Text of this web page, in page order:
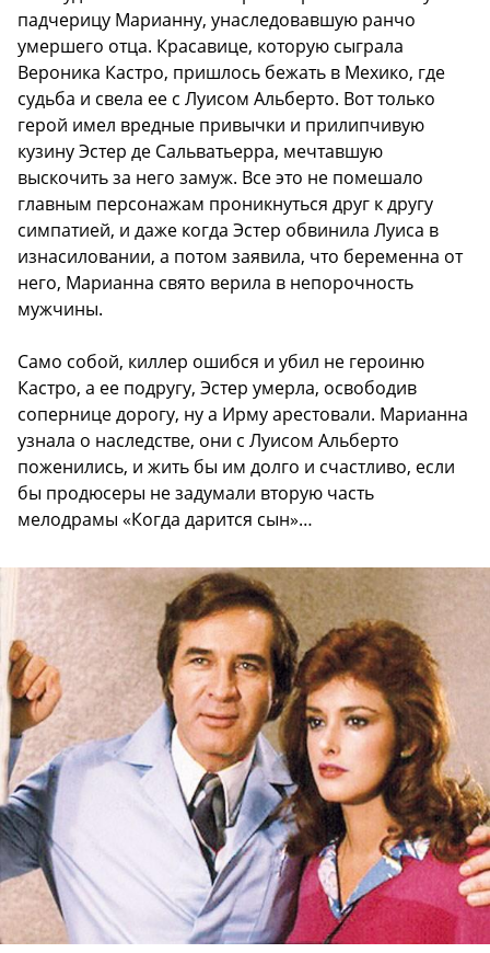
падчерицу Марианну, унаследовавшую ранчо
умершего отца. Красавице, которую сыграла
Вероника Кастро, пришлось бежать в Мехико, где
судьба и свела ее с Луисом Альберто. Вот только
герой имел вредные привычки и прилипчивую
кузину Эстер де Сальватьерра, мечтавшую
выскочить за него замуж. Все это не помешало
главным персонажам проникнуться друг к другу
симпатией, и даже когда Эстер обвинила Луиса в
изнасиловании, а потом заявила, что беременна от
него, Марианна свято верила в непорочность
мужчины.
Само собой, киллер ошибся и убил не героиню
Кастро, а ее подругу, Эстер умерла, освободив
сопернице дорогу, ну а Ирму арестовали. Марианна
узнала о наследстве, они с Луисом Альберто
поженились, и жить бы им долго и счастливо, если
бы продюсеры не задумали вторую часть
мелодрамы «Когда дарится сын»…